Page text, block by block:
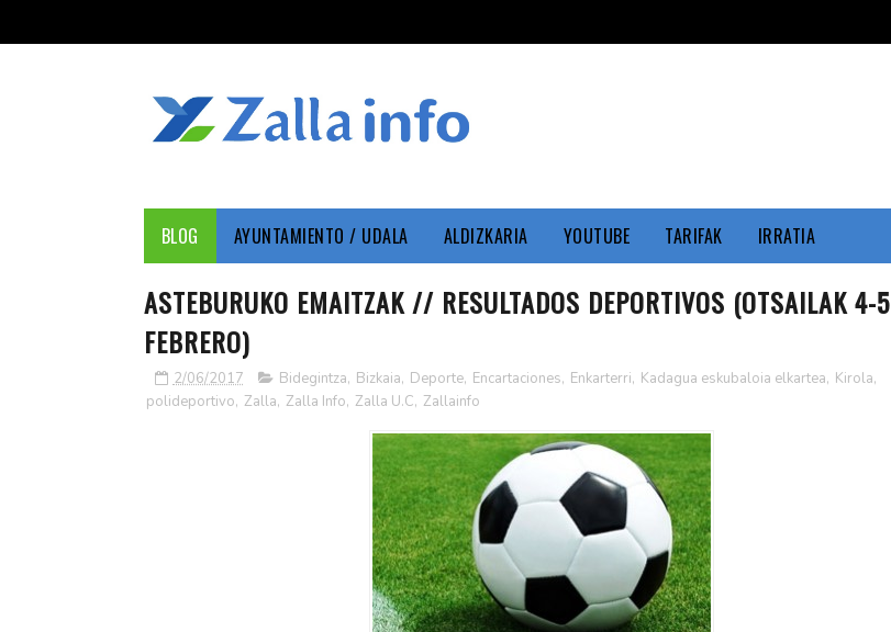
BLOG AYUNTAMIENTO / UDALA ALDIZKARIA YOUTUBE TARIFAK IRRATIA
ASTEBURUKO EMAITZAK // RESULTADOS DEPORTIVOS (OTSAILAK 4-5
FEBRERO)
2/06/2017 Bidegintza, Bizkaia, Deporte, Encartaciones, Enkarterri, Kadagua eskubaloia elkartea, Kirola,
polideportivo, Zalla, Zalla Info, Zalla U.C, Zallainfo